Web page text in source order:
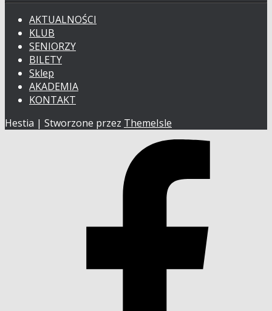
AKTUALNOŚCI
KLUB
SENIORZY
BILETY
Sklep
AKADEMIA
KONTAKT
Hestia | Stworzone przez ThemeIsle